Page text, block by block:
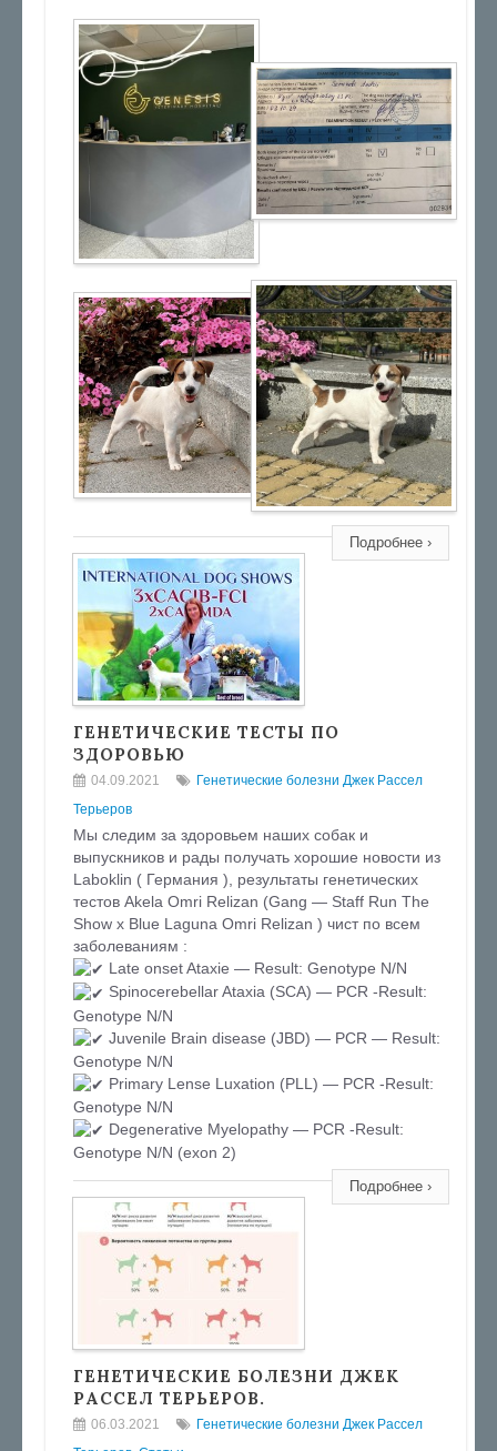
Подробнее ›
ГЕНЕТИЧЕСКИЕ ТЕСТЫ ПО
ЗДОРОВЬЮ
04.09.2021
Генетические болезни Джек Рассел
Терьеров
Мы следим за здоровьем наших собак и
выпускников и рады получать хорошие новости из
Laboklin ( Германия ), результаты генетических
тестов Akela Omri Relizan (Gang — Staff Run The
Show x Blue Laguna Omri Relizan ) чист по всем
заболеваниям :
Late onset Ataxie — Result: Genotype N/N
Spinocerebellar Ataxia (SCA) — PCR -Result:
Genotype N/N
Juvenile Brain disease (JBD) — PCR — Result:
Genotype N/N
Primary Lense Luxation (PLL) — PCR -Result:
Genotype N/N
Degenerative Myelopathy — PCR -Result:
Genotype N/N (exon 2)
Подробнее ›
ГЕНЕТИЧЕСКИЕ БОЛЕЗНИ ДЖЕК
РАССЕЛ ТЕРЬЕРОВ.
06.03.2021
Генетические болезни Джек Рассел